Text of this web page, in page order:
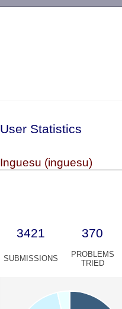
User Statistics
Inguesu (inguesu)
3421 370
SUBMISSIONS
PROBLEMS
TRIED